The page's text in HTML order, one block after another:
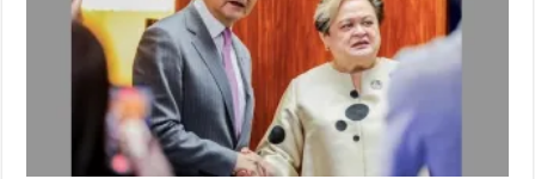
dirección
correcta,
dice